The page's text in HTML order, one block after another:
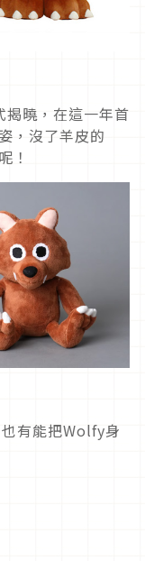
曉，在這一年首
，沒了羊皮的
！
有能把Wolfy身